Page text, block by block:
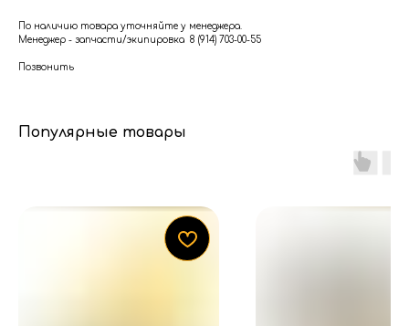
По наличию товара уточняйте у менеджера.
Менеджер - запчасти/экипировка 8 (914) 703-00-55
Позвонить
Популярные товары